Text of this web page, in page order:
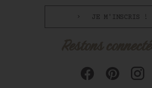
JE M'INSCRIS !